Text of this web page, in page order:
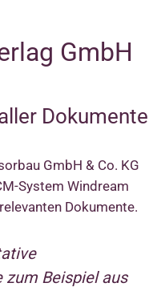
GmbH
Dokumente
GmbH & Co. KG
System Windream
Dokumente.
Beispiel aus